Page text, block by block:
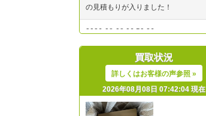
買取状況
詳しくはお客様の声参照 »
2026年08月08日 07:42:04 現在